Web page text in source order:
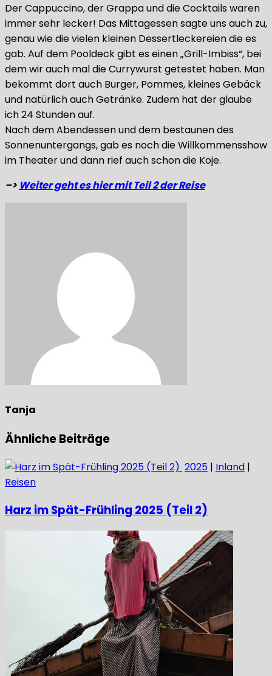
Der Cappuccino, der Grappa und die Cocktails waren
immer sehr lecker! Das Mittagessen sagte uns auch zu,
genau wie die vielen kleinen Dessertleckereien die es
gab. Auf dem Pooldeck gibt es einen „Grill-Imbiss“, bei
dem wir auch mal die Currywurst getestet haben. Man
bekommt dort auch Burger, Pommes, kleines Gebäck
und natürlich auch Getränke. Zudem hat der glaube
ich 24 Stunden auf.
Nach dem Abendessen und dem bestaunen des
Sonnenuntergangs, gab es noch die Willkommensshow
im Theater und dann rief auch schon die Koje.
–> Weiter geht es hier mit Teil 2 der Reise
Tanja
Ähnliche Beiträge
2025 | Inland |
Reisen
Harz im Spät-Frühling 2025 (Teil 2)